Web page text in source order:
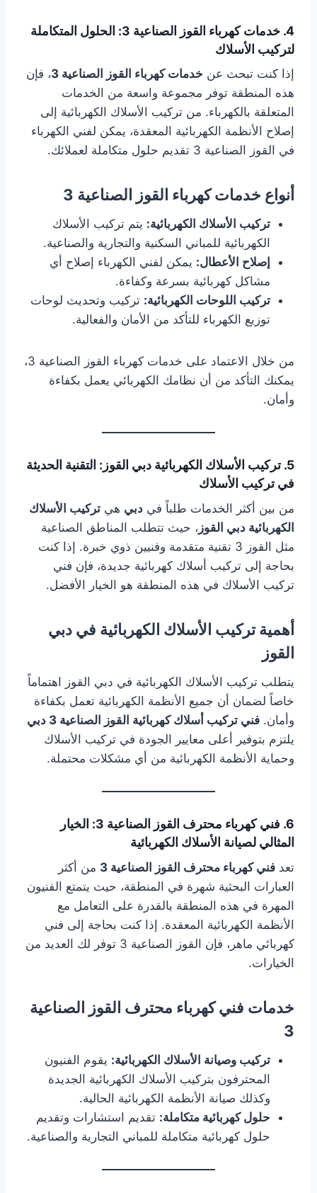
4. خدمات كهرباء القوز الصناعية 3: الحلول المتكاملة
لتركيب الأسلاك
إذا كنت تبحث عن خدمات كهرباء القوز الصناعية 3
، فإن
هذه المنطقة توفر مجموعة واسعة من الخدمات
المتعلقة بالكهرباء. من تركيب الأسلاك الكهربائية إلى
إصلاح الأنظمة الكهربائية المعقدة، يمكن لفني الكهرباء
في القوز الصناعية 3 تقديم حلول متكاملة لعملائك.
أنواع خدمات كهرباء القوز الصناعية 3
تركيب الأسلاك الكهربائية: يتم تركيب الأسلاك
الكهربائية للمباني السكنية والتجارية والصناعية.
إصلاح الأعطال: يمكن لفني الكهرباء إصلاح أي
مشاكل كهربائية بسرعة وكفاءة.
تركيب اللوحات الكهربائية: تركيب وتحديث لوحات
توزيع الكهرباء للتأكد من الأمان والفعالية.
من خلال الاعتماد على خدمات كهرباء القوز الصناعية 3،
يمكنك التأكد من أن نظامك الكهربائي يعمل بكفاءة
وأمان.
5. تركيب الأسلاك الكهربائية دبي القوز: التقنية الحديثة
في تركيب الأسلاك
من بين أكثر الخدمات طلباً في دبي هي تركيب الأسلاك
الكهربائية دبي القوز ، حيث تتطلب المناطق الصناعية
مثل القوز 3 تقنية متقدمة وفنيين ذوي خبرة. إذا كنت
بحاجة إلى تركيب أسلاك كهربائية جديدة، فإن فني
تركيب الأسلاك في هذه المنطقة هو الخيار الأفضل.
أهمية تركيب الأسلاك الكهربائية في دبي
القوز
يتطلب تركيب الأسلاك الكهربائية في دبي القوز اهتماماً
خاصاً لضمان أن جميع الأنظمة الكهربائية تعمل بكفاءة
وأمان. فني تركيب أسلاك كهربائية القوز الصناعية 3 دبي
يلتزم بتوفير أعلى معايير الجودة في تركيب الأسلاك
وحماية الأنظمة الكهربائية من أي مشكلات محتملة.
6. فني كهرباء محترف القوز الصناعية 3: الخيار
المثالي لصيانة الأسلاك الكهربائية
تعد فني كهرباء محترف القوز الصناعية 3
من أكثر
العبارات البحثية شهرة في المنطقة، حيث يتمتع الفنيون
المهرة في هذه المنطقة بالقدرة على التعامل مع
الأنظمة الكهربائية المعقدة. إذا كنت بحاجة إلى فني
كهربائي ماهر، فإن القوز الصناعية 3 توفر لك العديد من
الخيارات.
خدمات فني كهرباء محترف القوز الصناعية
3
تركيب وصيانة الأسلاك الكهربائية: يقوم الفنيون
المحترفون بتركيب الأسلاك الكهربائية الجديدة
وكذلك صيانة الأنظمة الكهربائية الحالية.
حلول كهربائية متكاملة: تقديم استشارات وتقديم
حلول كهربائية متكاملة للمباني التجارية والصناعية.